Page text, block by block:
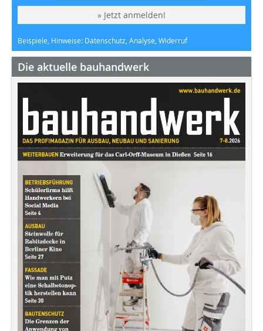
» Jetzt anmelden!
Beispiele, Hinweise: Datenschutz, Analyse, Widerruf
Die aktuelle bauhandwerk